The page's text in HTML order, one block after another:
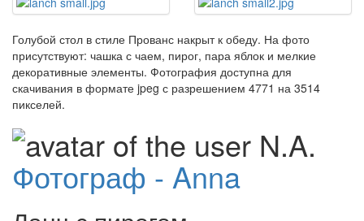
Голубой стол в стиле Прованс накрыт к обеду. На фото
присутствуют: чашка с чаем, пирог, пара яблок и мелкие
декоративные элементы. Фотография доступна для
скачивания в формате jpeg с разрешением 4771 на 3514
пикселей.
Фотограф - Anna